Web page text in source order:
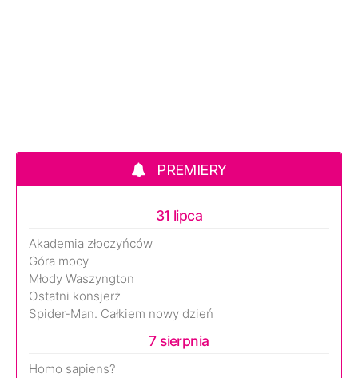
PREMIERY
31 lipca
Akademia złoczyńców
Góra mocy
Młody Waszyngton
Ostatni konsjerż
Spider-Man. Całkiem nowy dzień
7 sierpnia
Homo sapiens?